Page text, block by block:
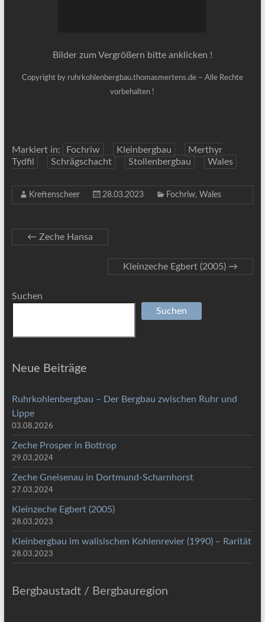
Bilder zum Vergrößern bitte anklicken !
Copyright by ruhrkohlenbergbau.thomasmertens.de – Alle Rechte
vorbehalten !
Markiert in: Fochriw Kleinbergbau
Merthyr
Tydfil
Schrägschacht Stollenbergbau Wales
Kreftenscheer 28.03.2023 Fochriw, Wales
← Zeche Hansa
Kleinzeche Egbert (2005) →
Suchen
Suchen
Neue Beiträge
Ruhrkohlenbergbau – Der Bergbau zwischen Ruhr und
Lippe
03.08.2026
Zeche Prosper in Bottrop
29.03.2024
Zeche Gneisenau in Dortmund-Scharnhorst
27.03.2024
Kleinzeche Egbert (2005)
28.03.2023
Kleinbergbau im walisischen Kohlenrevier (1990) – Rarität
28.03.2023
Bergbaustadt / Bergbauregion